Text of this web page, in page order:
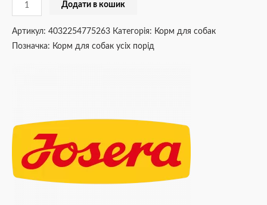
Додати в кошик
Артикул: 4032254775263 Категорія: Корм для собак
Позначка: Корм для собак усіх порід